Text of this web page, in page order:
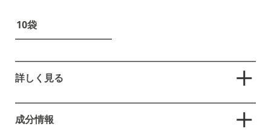
10袋
詳しく見る
茶葉から水出し3分！いれたて本格アイスティー。ストロベ
リーやラズベリーなど6種のベリーの甘酸っぱい香りが広が
る、爽やかな水出しベリーティー。リプトンの夏の風物詩
成分情報